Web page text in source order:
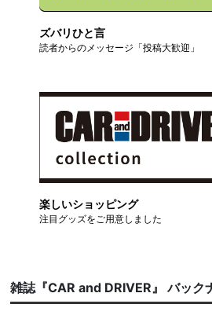
ズバリひと言
読者からのメッセージ「投稿大歓迎」
楽しいショッピング
注目グッズをご用意しました
雑誌『CAR and DRIVER』 バック